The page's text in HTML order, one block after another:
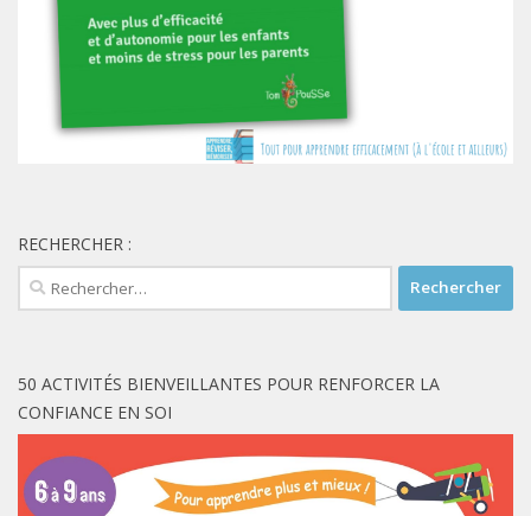
RECHERCHER :
Rechercher :
50 ACTIVITÉS BIENVEILLANTES POUR RENFORCER LA
CONFIANCE EN SOI